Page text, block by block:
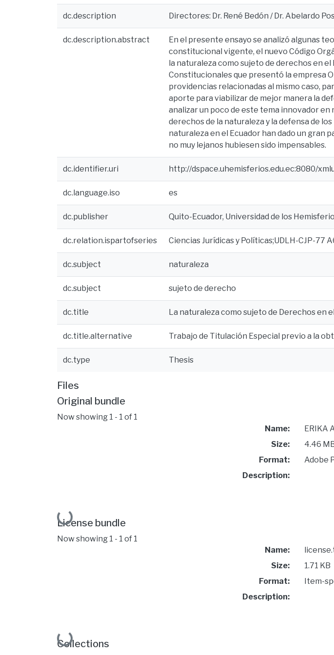
dc.description Directores: Dr. René Bedón / Dr. Abelardo
dc.description.abstract
En el presente ensayo se analizó algunas
constitucional vigente, el nuevo Código
la naturaleza como sujeto de derechos en
Constitucionales que presentó la empresa
providencias relacionadas al mismo caso,
aporte para viabilizar de mejor manera la
analizar un poco de este tema innovador
derechos de la naturaleza y la defensa de
naturaleza en el Ecuador han dado un gran
no muy lejanos hubiesen sido impensables.
dc.identifier.uri http://dspace.uhemisferios.edu.ec:8080/
dc.language.iso es
dc.publisher Quito-Ecuador, Universidad de los
dc.relation.ispartofseries Ciencias Jurídicas y Políticas;UDLH-CJP-77
dc.subject naturaleza
dc.subject sujeto de derecho
dc.title La naturaleza como sujeto de Derechos en
dc.title.alternative Trabajo de Titulación Especial previo a la
dc.type Thesis
Files
Original bundle
Now showing 1 - 1 of 1
Loading...
Name:
ERIKA
Size:
4.46
Format:
Adobe
Description:
License bundle
Now showing 1 - 1 of 1
Name:
Size:
1.71 KB
Format:
Item-
Description:
Collections